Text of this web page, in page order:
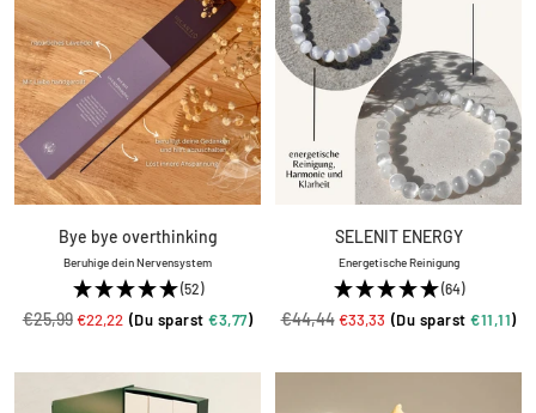
Bye bye overthinking
Beruhige dein Nervensystem
(52)
Angebotspreis
€22,22
Regulärer
€25,99 (Du sparst€3,77)
SELENIT ENERGY
Energetische Reinigung
(64)
Angebotspreis
€33,33
Regulärer
€44,44 (Du sparst €11,11)